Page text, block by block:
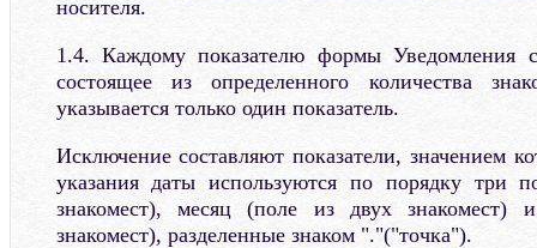
носителя.
1.4. Каждому показателю формы Уведомления
состоящее из определенного количества
указывается только один показатель.
Исключение составляют показатели, значением
указания даты используются по порядку три
знакомест), месяц (поле из двух знакомест)
знакомест), разделенные знаком "."("точка").